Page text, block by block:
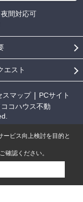
間対応可
エスト
スマップ
PCサイト
コハウス不動
ービス向上検討を目的と
確認ください。